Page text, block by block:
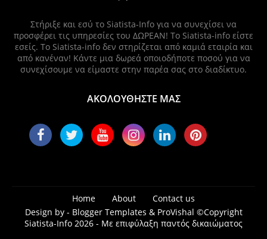
Στήριξε και εσύ το Siatista-Info για να συνεχίσει να
προσφέρει τις υπηρεσίες του ΔΩΡΕΑΝ! Το Siatista-info είστε
εσείς. Το Siatista-info δεν στηρίζεται από καμιά εταιρία και
από κανέναν! Κάντε μια δωρεά οποιοδήποτε ποσού για να
συνεχίσουμε να είμαστε στην παρέα σας στο διαδίκτυο.
ΑΚΟΛΟΥΘΗΣΤΕ ΜΑΣ
Home About
Contact us
Design by - Blogger Templates & ProVishal ©Copyright
Siatista-Info 2026 - Με επιφύλαξη παντός δικαιώματος